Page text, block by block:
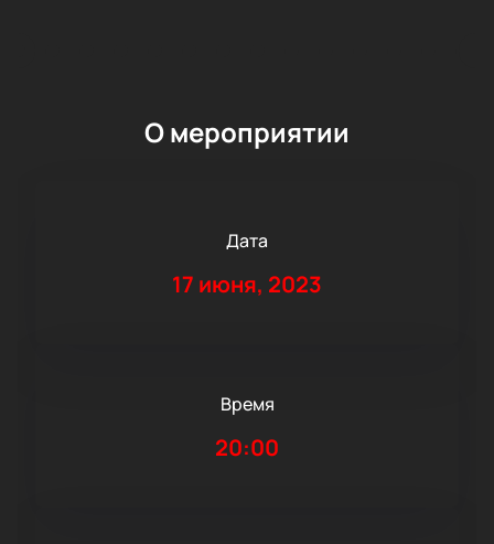
О мероприятии
Дата
17 июня, 2023
Время
20:00